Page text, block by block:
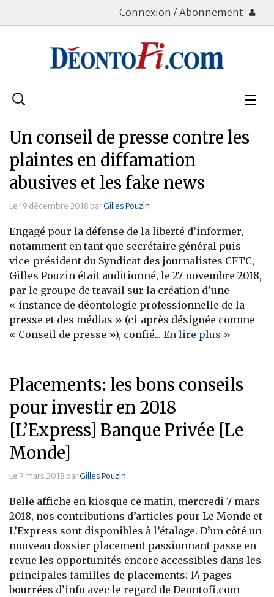
Connexion / Abonnement
Rechercher
Bourse
Placements
Assurance Vie
Patrimoine
Immobilier
Banque
Un conseil de presse contre les
plaintes en diffamation
abusives et les fake news
Le 19 décembre 2018 parGilles Pouzin
Engagé pour la défense de la liberté d’informer,
notamment en tant que secrétaire général puis
vice-président du Syndicat des journalistes CFTC,
Gilles Pouzin était auditionné, le 27 novembre 2018,
par le groupe de travail sur la création d’une
« instance de déontologie professionnelle de la
presse et des médias » (ci-après désignée comme
« Conseil de presse »), confié... En lire plus »
Placements: les bons conseils
pour investir en 2018
[L’Express] Banque Privée [Le
Monde]
Le 7 mars 2018 parGilles Pouzin
Belle affiche en kiosque ce matin, mercredi 7 mars
2018, nos contributions d’articles pour Le Monde et
L’Express sont disponibles à l’étalage. D’un côté un
nouveau dossier placement passionnant passe en
revue les opportunités encore accessibles dans les
principales familles de placements: 14 pages
bourrées d’info avec le regard de Deontofi.com